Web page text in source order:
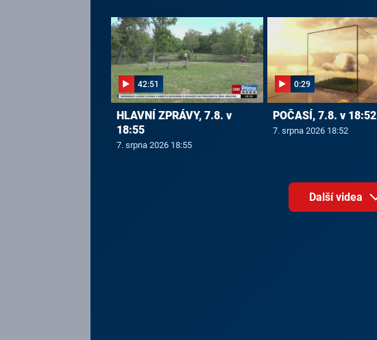
42:51
HLAVNÍ ZPRÁVY, 7.8. v
18:55
7. srpna 2026 18:55
0:29
POČASÍ, 7.8. v 18:52
7. srpna 2026 18:52
Další videa